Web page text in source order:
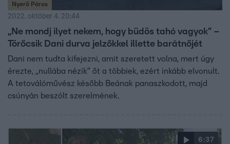
Nyerő Páros
2022. október 4. 20:44
„Ne mondj ilyet nekem, hogy büdös tahó vagyok” –
Törőcsik Dani durva jelzőkkel illette barátnőjét
Dani nem tudta kifejezni, amit szeretett volna, mert úgy
érezte, „nullába nézik” őt a többiek, ezért inkább elvonult.
A tetoválóművész később Beának panaszkodott, majd
csúnyán beszólt szerelmének.
6:37